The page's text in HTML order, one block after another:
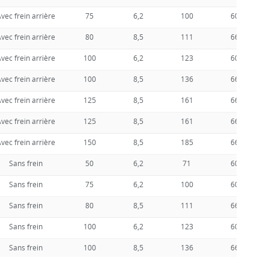
frein arrière 75 6,2 100 60
frein arrière 80 8,5 111 66
frein arrière 100 6,2 123 60
frein arrière 100 8,5 136 66
frein arrière 125 8,5 161 66
frein arrière 125 8,5 161 66
frein arrière 150 8,5 185 66
Sans frein 50 6,2 71 60
Sans frein 75 6,2 100 60
Sans frein 80 8,5 111 66
Sans frein 100 6,2 123 60
Sans frein 100 8,5 136 66